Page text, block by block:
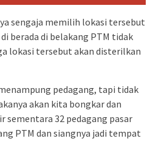
sengaja memilih lokasi tersebut
berada di belakang PTM tidak
lokasi tersebut akan disterilkan
pedagang, tapi tidak
akan kita bongkar dan
sementara 32 pedagang pasar
PTM dan siangnya jadi tempat